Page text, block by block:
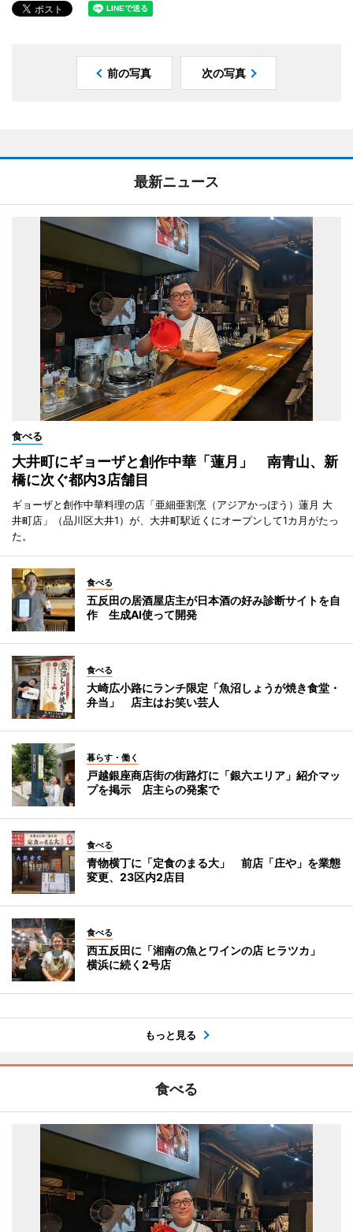
前の写真 次の写真
最新ニュース
食べる
大井町にギョーザと創作中華「蓮月」 南青山、新
橋に次ぐ都内3店舗目
ギョーザと創作中華料理の店「亜細亜割烹（アジアかっぽう）蓮月 大
井町店」（品川区大井1）が、大井町駅近くにオープンして1カ月がたっ
た。
食べる
五反田の居酒屋店主が日本酒の好み診断サイトを自
作 生成AI使って開発
食べる
大崎広小路にランチ限定「魚沼しょうが焼き食堂・
弁当」 店主はお笑い芸人
暮らす・働く
戸越銀座商店街の街路灯に「銀六エリア」紹介マッ
プを掲示 店主らの発案で
食べる
青物横丁に「定食のまる大」 前店「庄や」を業態
変更、23区内2店目
食べる
西五反田に「湘南の魚とワインの店 ヒラツカ」
横浜に続く2号店
もっと見る
食べる